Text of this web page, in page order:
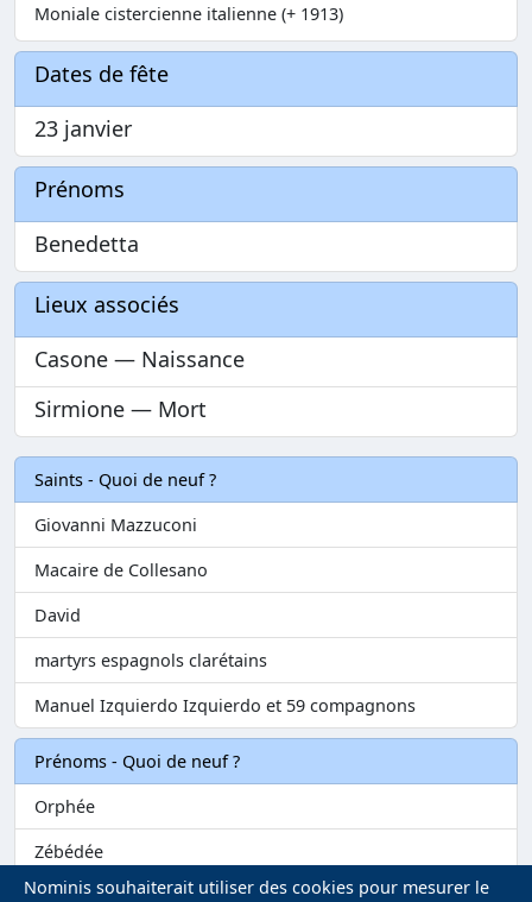
Moniale cistercienne italienne (+ 1913)
Dates de fête
23 janvier
Prénoms
Benedetta
Lieux associés
Casone — Naissance
Sirmione — Mort
Saints - Quoi de neuf ?
Giovanni Mazzuconi
Macaire de Collesano
David
martyrs espagnols clarétains
Manuel Izquierdo Izquierdo et 59 compagnons
Prénoms - Quoi de neuf ?
Orphée
Zébédée
Melvil
Nominis souhaiterait utiliser des cookies pour mesurer le